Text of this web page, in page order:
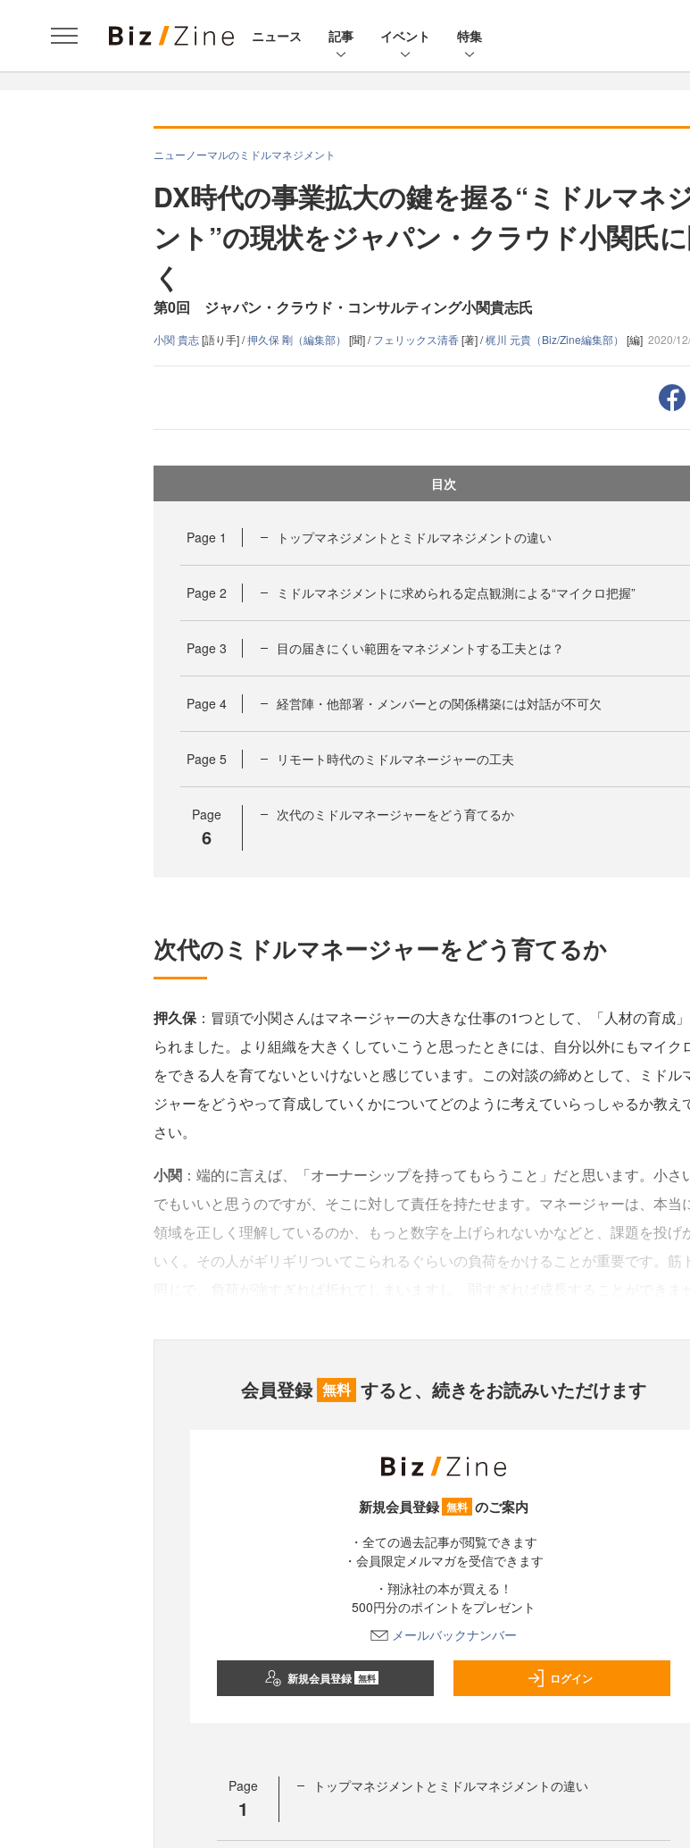
ニュース 記事 イベント 特集
ニューノーマルのミドルマネジメント
DX時代の事業拡大の鍵を握る“ミドルマネ
ント”の現状をジャパン・クラウド小関氏
く
第0回 ジャパン・クラウド・コンサルティング小関貴志氏
小関 貴志[語り手] /押久保 剛（編集部） [聞] /フェリックス清香[著] /梶川 元貴（Biz/Zine編集部） [編] 2020/
目次
Page 1 トップマネジメントとミドルマネジメントの違い
Page 2 ミドルマネジメントに求められる定点観測による“マイクロ把握”
Page 3 目の届きにくい範囲をマネジメントする工夫とは？
Page 4 経営陣・他部署・メンバーとの関係構築には対話が不可欠
Page 5 リモート時代のミドルマネージャーの工夫
Page
6
次代のミドルマネージャーをどう育てるか
次代のミドルマネージャーをどう育てるか
押久保：冒頭で小関さんはマネージャーの大きな仕事の1つとして、「人材の育成
られました。より組織を大きくしていこうと思ったときには、自分以外にもマイク
をできる人を育てないといけないと感じています。この対談の締めとして、ミドル
ジャーをどうやって育成していくかについてどのように考えていらっしゃるか教え
さい。
小関 ：端的に言えば、「オーナーシップを持ってもらうこと」だと思います。小さ
でもいいと思うのですが、そこに対して責任を持たせます。マネージャーは、本当
領域を正しく理解しているのか、もっと数字を上げられないかなどと、課題を投げ
いく。その人がギリギリついてこられるぐらいの負荷をかけることが重要です。筋
会員登録 無料 すると、続きをお読みいただけます
新規会員登録 無料 のご案内
・全ての過去記事が閲覧できます
・会員限定メルマガを受信できます
・翔泳社の本が買える！
500円分のポイントをプレゼント
メールバックナンバー
新規会員登録 無料 ログイン
Page
1
トップマネジメントとミドルマネジメントの違い